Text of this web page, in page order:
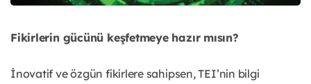
Fikirlerin gücünü keşfetmeye hazır mısın?
İnovatif ve özgün fikirlere sahipsen, TEI’nin bilgi